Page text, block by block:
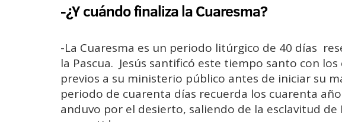
-¿Y cuándo finaliza la Cuaresma?
-La Cuaresma es un periodo litúrgico de 40 días
la Pascua. Jesús santificó este tiempo santo con
previos a su ministerio público antes de iniciar su
periodo de cuarenta días recuerda los cuarenta
anduvo por el desierto, saliendo de la esclavitud